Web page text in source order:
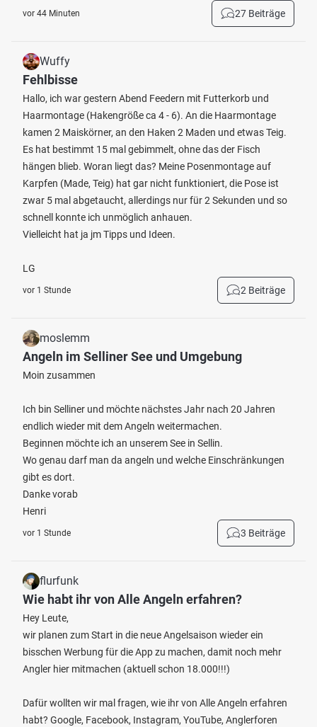
vor 44 Minuten 27 Beiträge
Wuffy
Fehlbisse
Hallo, ich war gestern Abend Feedern mit Futterkorb und
Haarmontage (Hakengröße ca 4 - 6). An die Haarmontage
kamen 2 Maiskörner, an den Haken 2 Maden und etwas Teig.
Es hat bestimmt 15 mal gebimmelt, ohne das der Fisch
hängen blieb. Woran liegt das? Meine Posenmontage auf
Karpfen (Made, Teig) hat gar nicht funktioniert, die Pose ist
zwar 5 mal abgetaucht, allerdings nur für 2 Sekunden und so
schnell konnte ich unmöglich anhauen.
Vielleicht hat ja jm Tipps und Ideen.
LG
vor 1 Stunde 2 Beiträge
moslemm
Angeln im Selliner See und Umgebung
Moin zusammen
Ich bin Selliner und möchte nächstes Jahr nach 20 Jahren
endlich wieder mit dem Angeln weitermachen.
Beginnen möchte ich an unserem See in Sellin.
Wo genau darf man da angeln und welche Einschränkungen
gibt es dort.
Danke vorab
Henri
vor 1 Stunde 3 Beiträge
flurfunk
Wie habt ihr von Alle Angeln erfahren?
Hey Leute,
wir planen zum Start in die neue Angelsaison wieder ein
bisschen Werbung für die App zu machen, damit noch mehr
Angler hier mitmachen (aktuell schon 18.000!!!)
Dafür wollten wir mal fragen, wie ihr von Alle Angeln erfahren
habt? Google, Facebook, Instagram, YouTube, Anglerforen